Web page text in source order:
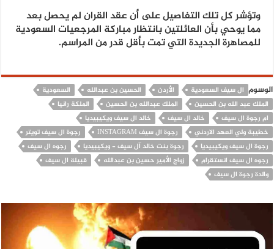
وتؤشر كل تلك التفاصيل على أن عقد القران لم يحصل بعد
مما يوحي بأن العائلتين بانتظار مباركة المرجعيات السعودية
للمصاهرة الجديدة التي تمت بأقل قدر من المراسم.
الوسوم ال سيف السعودية الأردن الحسين بن عبدالله
السعودية
الملك عبد الله بن الحسين
الملك عبدالله بن الحسين
الملكة رانيا
ام رجوة ال سيف
خالد ال سيف
خالد ال سيف ويكيبيديا
خطيبة ولي العهد الاردني
رجوة ال سيف INSTAGRAM
رجوة ال سيف تويتر
رجوة ال سيف ويكيبيديا
رجوة بنت خالد آل سيف - ويكيبيديا
رجوه ال سيف
رجوه ال سيف انستقرام
زواج الأمير حسين بن عبدالله
قبيلة ال سيف
والدة رجوة ال سيف